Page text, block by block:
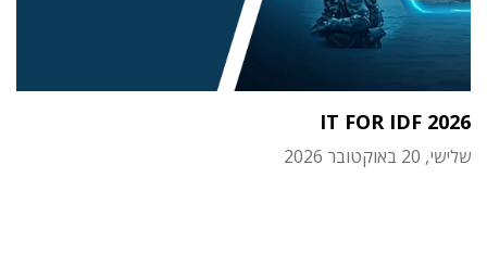
IT FOR IDF 2026
שלישי, 20 באוקטובר 2026